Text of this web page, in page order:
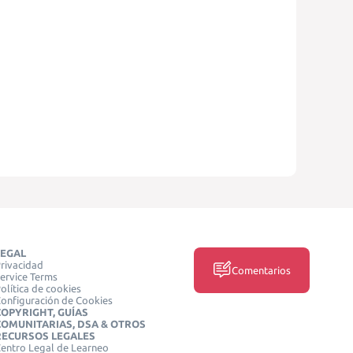
Terms
de cookies
de Cookies
GUÍAS
DSA & OTROS
LEGALES
Legal de Learneo
Comentarios